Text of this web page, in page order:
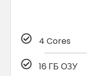
4 Cores
16 ГБ ОЗУ